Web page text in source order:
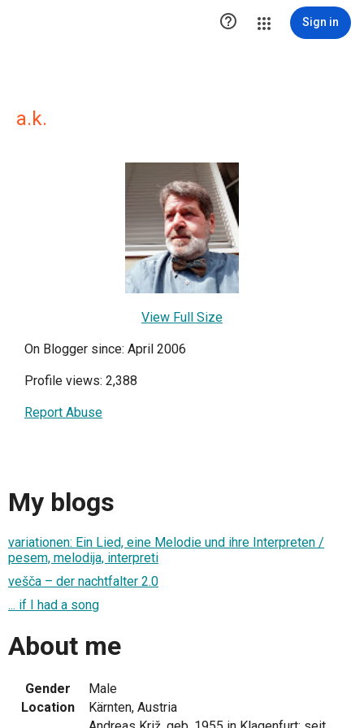
 Sign in
a.k.
View Full Size
On Blogger since: April 2006
Profile views: 2,388
Report Abuse
My blogs
variationen: Ein Lied, eine Melodie und ihre Interpreten /
pesem, melodija, interpreti
vešča – der nachtfalter 2.0
... if I had a song
About me
Gender
Male
Location
Kärnten, Austria